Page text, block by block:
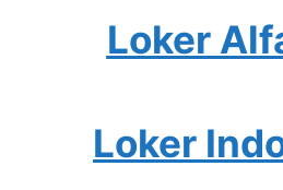
Loker
Loker